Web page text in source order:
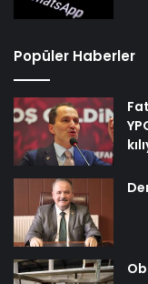
Popüler Haberler